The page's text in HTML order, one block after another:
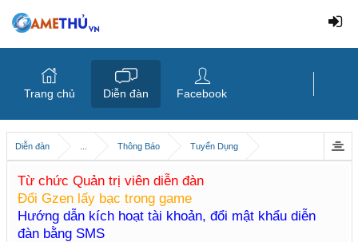
Diễn đàn Thông Báo Tuyển Dụng
Từ chức Quản trị viên diễn đàn
Đổi Gzen lấy bạc trong game
Hướng dẫn kích hoạt tài khoản, đổi mật khẩu diễn
đàn bằng SMS
Trang chủ Diễn đàn Facebook